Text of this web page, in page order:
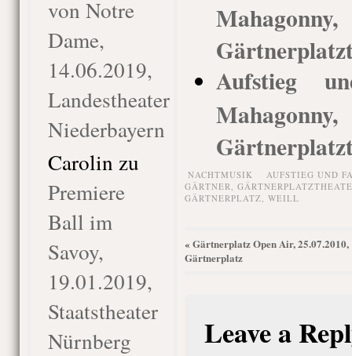
von Notre
Dame,
14.06.2019,
Landestheater
Niederbayern
Carolin zu
Premiere
Ball im
Savoy,
19.01.2019,
Staatstheater
Nürnberg
Aufstieg
NACHTMUSIK
AUFSTIEG UND
GÄRTNER,
GÄRTNERPLATZ, WEILL
« Gärtnerplatz Open Air, 25.07.2010,
Gärtnerplatz
Leave a